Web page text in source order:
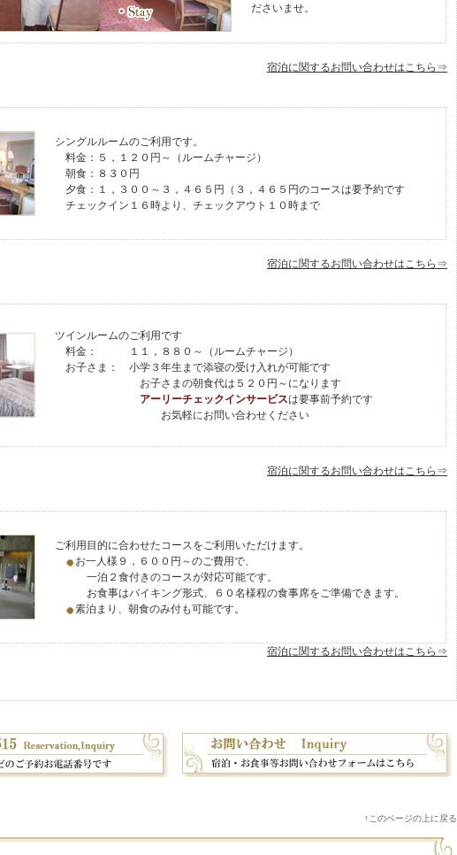
ださいませ。
宿泊に関するお問い合わせはこちら⇒
シングルルームのご利用です。
料金：５，１２０円～（ルームチャージ）
朝食：８３０円
夕食：１，３００～３，４６５円（３，４６５円のコースは要予約です
チェックイン１６時より、チェックアウト１０時まで
宿泊に関するお問い合わせはこちら⇒
ツインルームのご利用です
料金： １１，８８０～（ルームチャージ）
お子さま： 小学３年生まで添寝の受け入れが可能です
お子さまの朝食代は５２０円～になります
アーリーチェックインサービスは要事前予約です
お気軽にお問い合わせください
宿泊に関するお問い合わせはこちら⇒
ご利用目的に合わせたコースをご利用いただけます。
お一人様９，６００円～のご費用で、
一泊２食付きのコースが対応可能です。
お食事はバイキング形式、６０名様程の食事席をご準備できます。
素泊まり、朝食のみ付も可能です。
宿泊に関するお問い合わせはこちら⇒
↑このページの上に戻る